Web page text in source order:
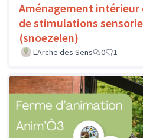
Aménagement intérieur
de stimulations
(snoezelen)
L'Arche des Sens 0 1